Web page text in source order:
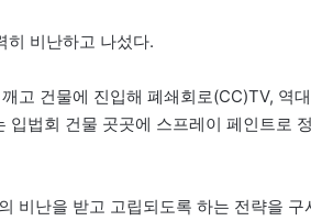
히 비난하고 나섰다.
고 건물에 진입해 폐쇄회로(CC)TV, 역대
법회 건물 곳곳에 스프레이 페인트로 정
비난을 받고 고립되도록 하는 전략을 구